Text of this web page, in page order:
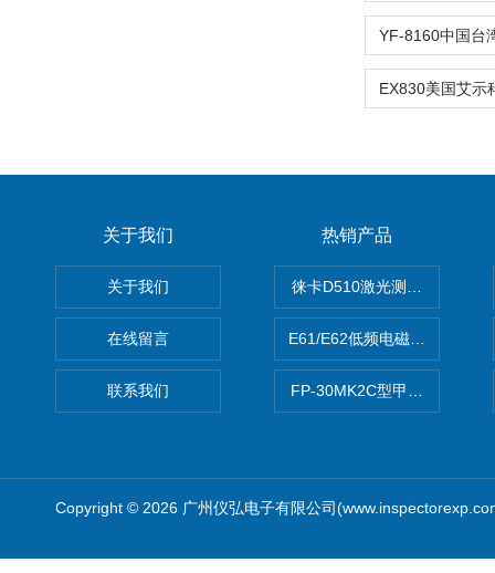
关于我们
关于我们
在线留言
联系我们
热销产品
徕卡D510激光测距仪
E61/E62低频电磁场强度分析
FP-30MK2C型甲醛检测仪
Copyright © 2026 广州仪弘电子有限公司